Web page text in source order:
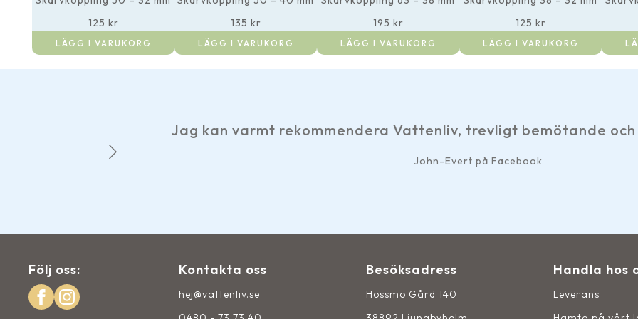
125 kr
LÄGG I VARUKORG
135 kr
LÄGG I VARUKORG
195 kr
LÄGG I VARUKORG
125 kr
LÄGG I VARUKORG
Jag kan varmt rekommendera Vattenliv, trevligt bemötande och
John-Evert på Facebook
Följ oss: Kontakta oss
hej@vattenliv.se
Besöksadress
Hossmo Gård 140
Handla hos
Leverans